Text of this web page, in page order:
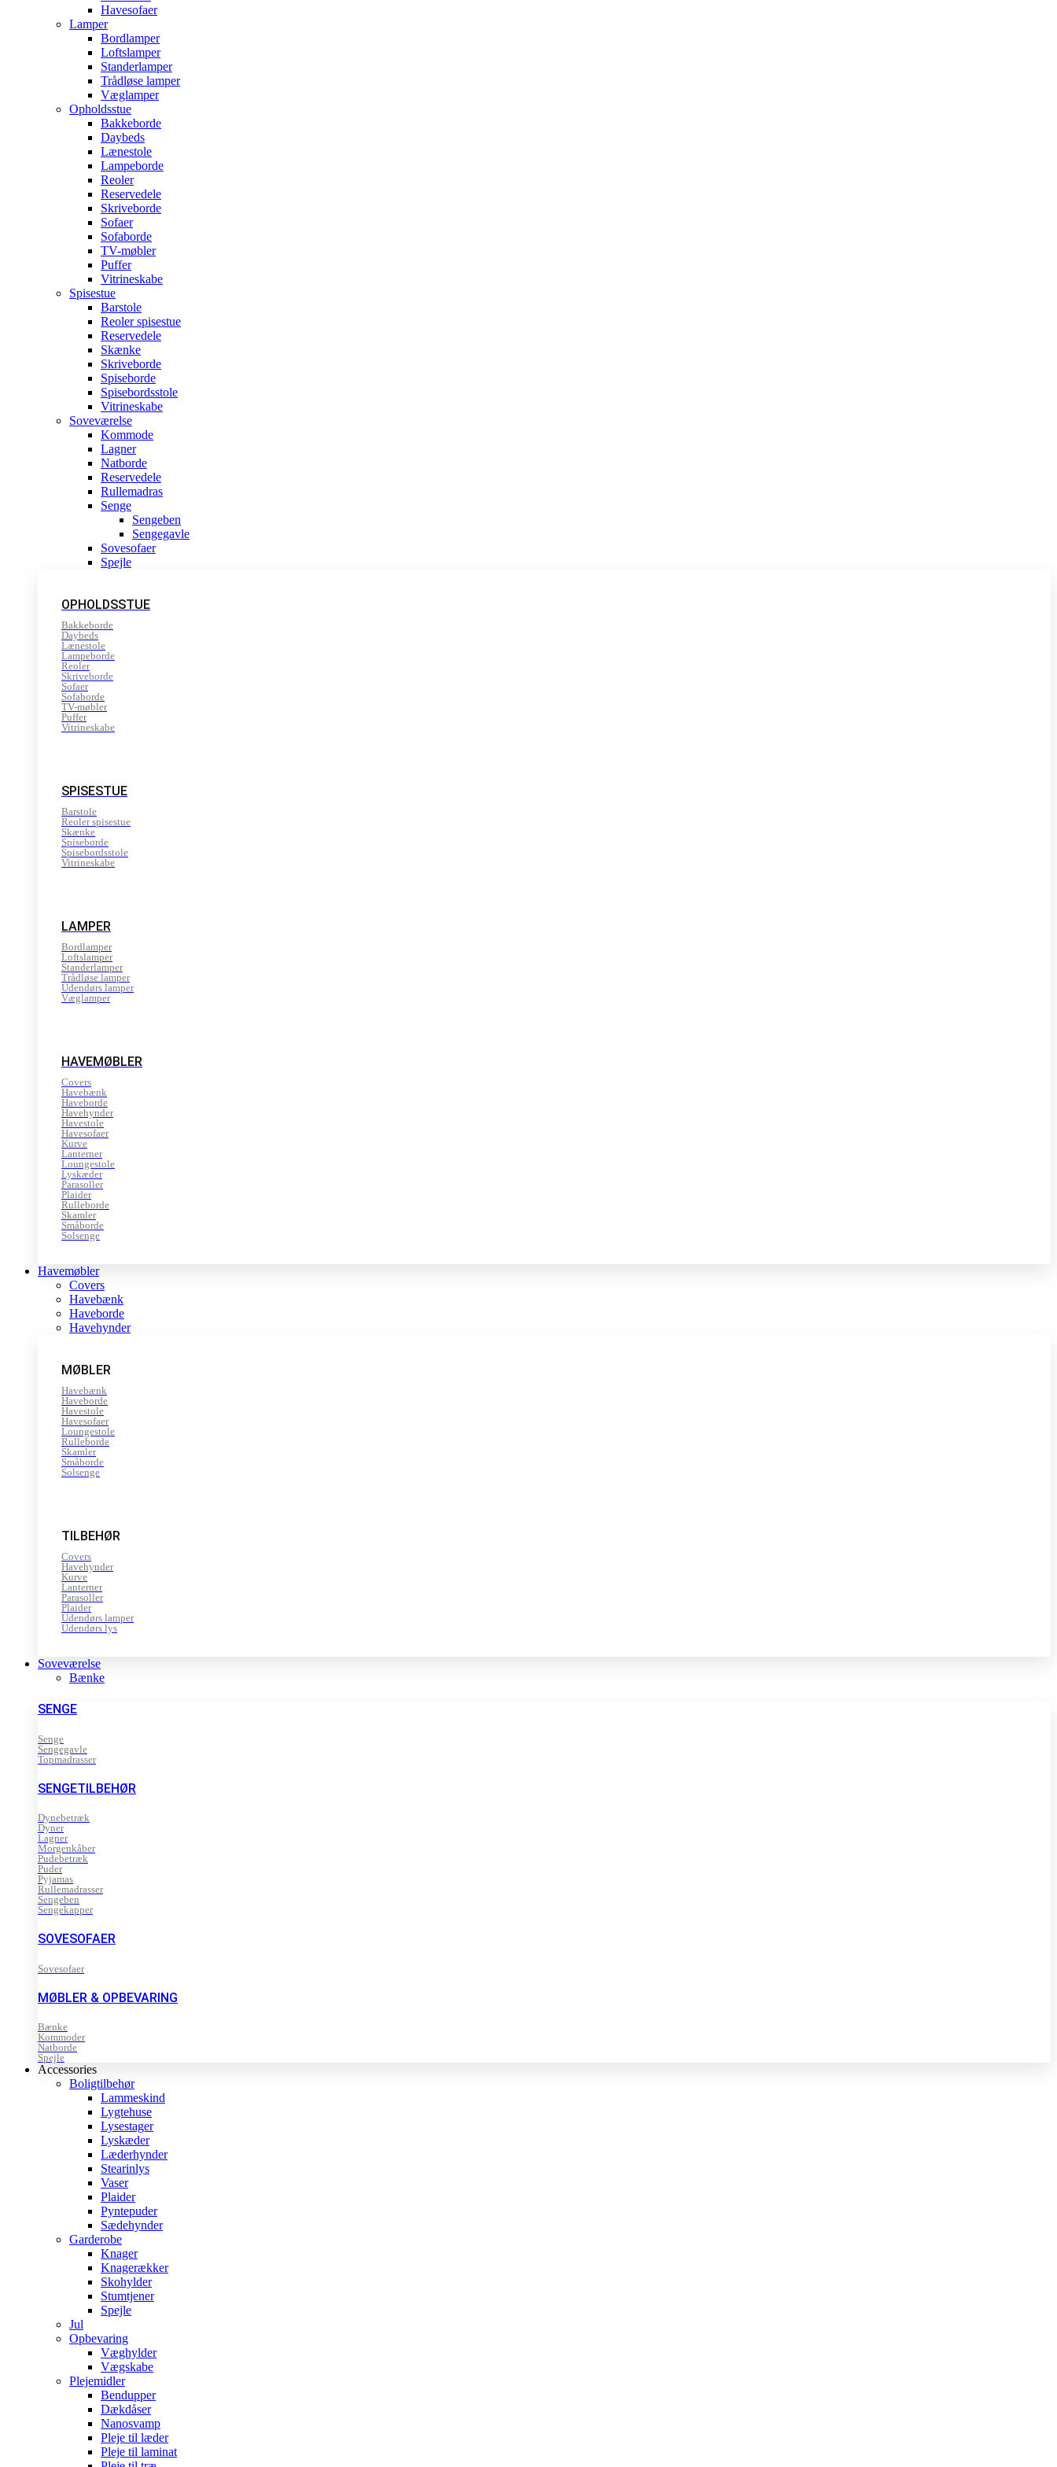
Havesofaer
Lamper
Bordlamper
Loftslamper
Standerlamper
Trådløse lamper
Væglamper
Opholdsstue
Bakkeborde
Daybeds
Lænestole
Lampeborde
Reoler
Reservedele
Skriveborde
Sofaer
Sofaborde
TV-møbler
Puffer
Vitrineskabe
Spisestue
Barstole
Reoler spisestue
Reservedele
Skænke
Skriveborde
Spiseborde
Spisebordsstole
Vitrineskabe
Soveværelse
Kommode
Lagner
Natborde
Reservedele
Rullemadras
Senge
Sengeben
Sengegavle
Sovesofaer
Spejle
OPHOLDSSTUE
Bakkeborde
Daybeds
Lænestole
Lampeborde
Reoler
Skriveborde
Sofaer
Sofaborde
TV-møbler
Puffer
Vitrineskabe
SPISESTUE
Barstole
Reoler spisestue
Skænke
Spiseborde
Spisebordsstole
Vitrineskabe
LAMPER
Bordlamper
Loftslamper
Standerlamper
Trådløse lamper
Udendørs lamper
Væglamper
HAVEMØBLER
Covers
Havebænk
Haveborde
Havehynder
Havestole
Havesofaer
Kurve
Lanterner
Loungestole
Lyskæder
Parasoller
Plaider
Rulleborde
Skamler
Småborde
Solsenge
Havemøbler
Covers
Havebænk
Haveborde
Havehynder
MØBLER
Havebænk
Haveborde
Havestole
Havesofaer
Loungestole
Rulleborde
Skamler
Småborde
Solsenge
TILBEHØR
Covers
Havehynder
Kurve
Lanterner
Parasoller
Plaider
Udendørs lamper
Udendørs lys
Soveværelse
Bænke
SENGE
Senge
Sengegavle
Topmadrasser
SENGETILBEHØR
Dynebetræk
Dyner
Lagner
Morgenkåber
Pudebetræk
Puder
Pyjamas
Rullemadrasser
Sengeben
Sengekapper
SOVESOFAER
Sovesofaer
MØBLER & OPBEVARING
Bænke
Kommoder
Natborde
Spejle
Accessories
Boligtilbehør
Lammeskind
Lygtehuse
Lysestager
Lyskæder
Læderhynder
Stearinlys
Vaser
Plaider
Pyntepuder
Sædehynder
Garderobe
Knager
Knagerækker
Skohylder
Stumtjener
Spejle
Jul
Opbevaring
Væghylder
Vægskabe
Plejemidler
Bendupper
Dækdåser
Nanosvamp
Pleje til læder
Pleje til laminat